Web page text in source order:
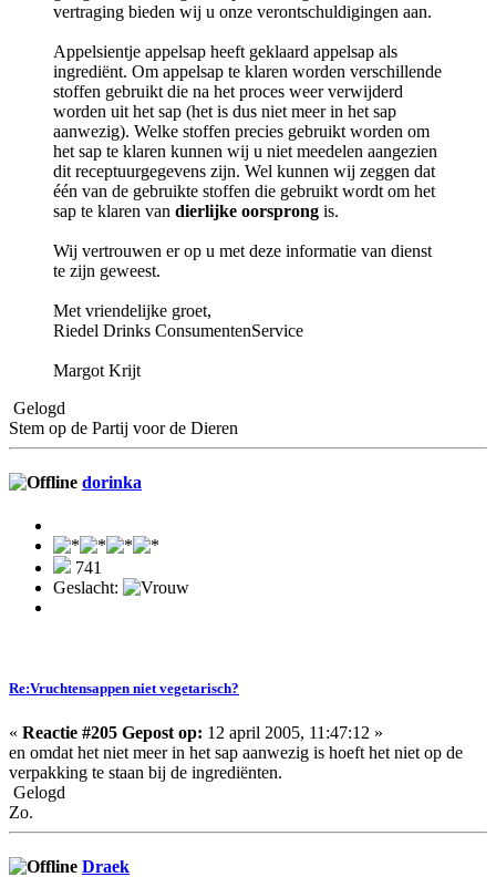
vertraging bieden wij u onze verontschuldigingen aan.
Appelsientje appelsap heeft geklaard appelsap als
ingrediënt. Om appelsap te klaren worden verschillende
stoffen gebruikt die na het proces weer verwijderd
worden uit het sap (het is dus niet meer in het sap
aanwezig). Welke stoffen precies gebruikt worden om
het sap te klaren kunnen wij u niet meedelen aangezien
dit receptuurgegevens zijn. Wel kunnen wij zeggen dat
één van de gebruikte stoffen die gebruikt wordt om het
sap te klaren van dierlijke oorsprong is.
Wij vertrouwen er op u met deze informatie van dienst
te zijn geweest.
Met vriendelijke groet,
Riedel Drinks ConsumentenService
Margot Krijt
Gelogd
Stem op de Partij voor de Dieren
dorinka
741
Geslacht:
Re:Vruchtensappen niet vegetarisch?
« Reactie #205 Gepost op: 12 april 2005, 11:47:12 »
en omdat het niet meer in het sap aanwezig is hoeft het niet op de
verpakking te staan bij de ingrediënten.
Gelogd
Zo.
Draek